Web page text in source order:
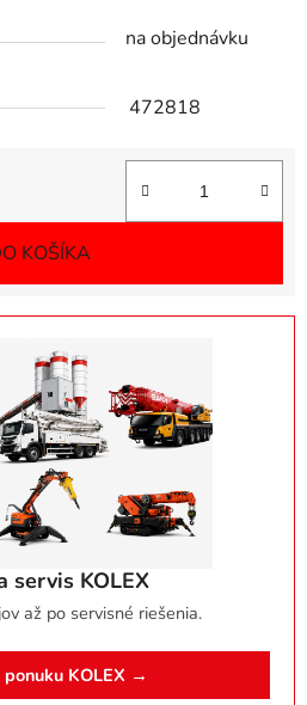
na objednávku
472818
KOŠÍKA
servis KOLEX
až po servisné riešenia.
KOLEX →